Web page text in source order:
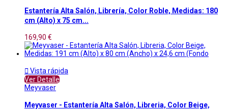
Estantería Alta Salón, Librería, Color Roble, Medidas: 180
cm (Alto) x 75 cm...
169,90 €
 Vista rápida
Ver Detalle
Meyvaser
Meyvaser - Estantería Alta Salón, Libreria, Color Beige,